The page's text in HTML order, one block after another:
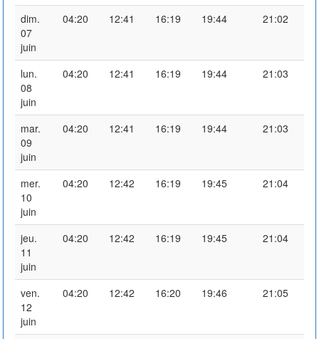
dim.
07
juin
04:20 12:41 16:19 19:44 21:02
lun.
08
juin
04:20 12:41 16:19 19:44 21:03
mar.
09
juin
04:20 12:41 16:19 19:44 21:03
mer.
10
juin
04:20 12:42 16:19 19:45 21:04
jeu.
11
juin
04:20 12:42 16:19 19:45 21:04
ven.
12
juin
04:20 12:42 16:20 19:46 21:05